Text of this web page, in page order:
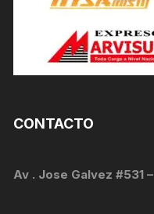
CONTACTO
Av . Jose Galvez #531